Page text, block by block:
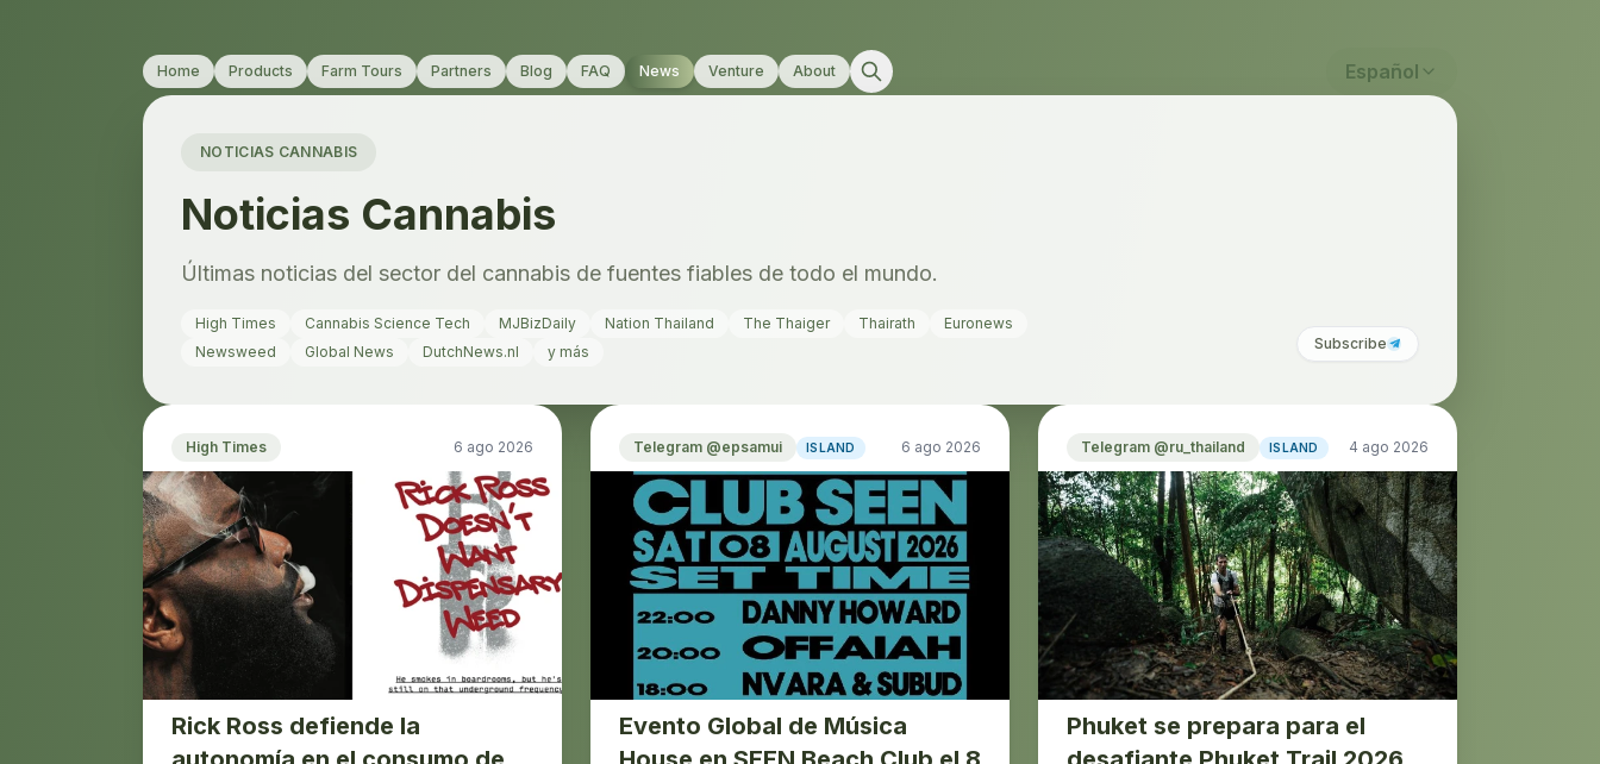
Home Products Farm Tours Partners Blog FAQ News Venture About Español
NOTICIAS CANNABIS
Noticias Cannabis
Últimas noticias del sector del cannabis de fuentes fiables de todo el mundo.
High Times Cannabis Science Tech MJBizDaily Nation Thailand The Thaiger Thairath
Euronews
Newsweed
Global News DutchNews.nl y más Subscribe
High Times 6 ago 2026
Rick Ross defiende la
Telegram @epsamui ISLAND 6 ago 2026
Evento Global de Música
Telegram @ru_thailand ISLAND 4 ago 2026
Phuket se prepara para el